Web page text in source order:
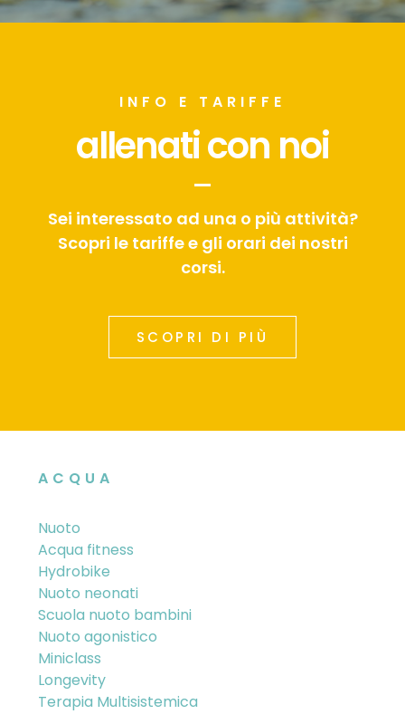
INFO E TARIFFE
allenati con noi
Sei interessato ad una o più attività?
Scopri le tariffe e gli orari dei nostri
corsi.
SCOPRI DI PIÙ
ACQUA
Nuoto
Acqua fitness
Hydrobike
Nuoto neonati
Scuola nuoto bambini
Nuoto agonistico
Miniclass
Longevity
Terapia Multisistemica